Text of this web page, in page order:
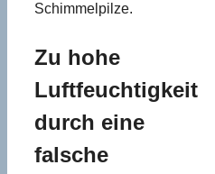
Schimmelpilze.
Zu hohe
Luftfeuchtigkeit
durch eine
falsche